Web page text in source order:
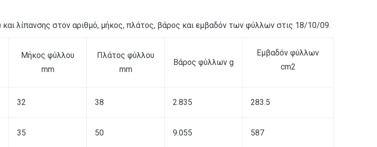
λίπανσης στον αριθμό, μήκος, πλάτος, βάρος και εμβαδόν των φύλλων στις 18/10/09.
Μήκος φύλλου
mm
Πλάτος φύλλου
mm
Βάρος φύλλων g
Εμβαδόν φύλλων
cm2
32 38 2.835 283.5
35 50 9.055 587